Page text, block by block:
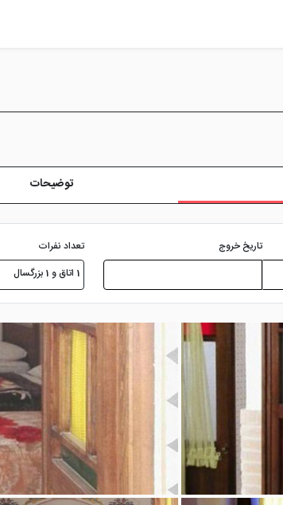
توضیحات
تاریخ خروج
تعداد نفرات
1 اتاق و 1 بزرگسال